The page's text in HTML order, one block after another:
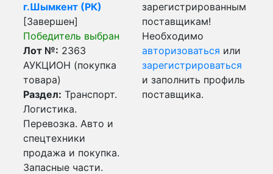
г.Шымкент (РК)
[Завершен]
Победитель выбран
Лот №: 2363
АУКЦИОН (покупка
товара)
Раздел: Транспорт.
Логистика.
Перевозка. Авто и
спецтехники
продажа и покупка.
Запасные части.
зарегистрированным
поставщикам!
Необходимо
авторизоваться или
зарегистрироваться
и заполнить профиль
поставщика.